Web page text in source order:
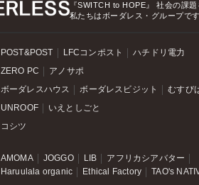
『SWITCH to HOPE』
社会の課題
私たちはボーダレス・グループです
POST&POST LFCコンポスト ハチドリ電力
ZERO PC アノサポ
ボーダレスハウス ボーダレスビジット むすび
UNROOF いえとしごと
コシツ
AMOMA JOGGO LIB
アフリカシアバター
Haruulala organic
Ethical Factory TAO's